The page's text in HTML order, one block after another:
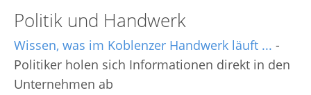
Politik und Handwerk
Wissen, was im Koblenzer Handwerk läuft ... -
Politiker holen sich Informationen direkt in den
Unternehmen ab